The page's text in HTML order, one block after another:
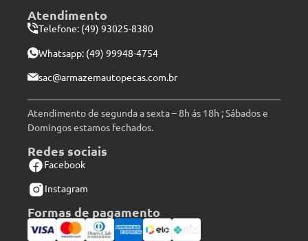
Atendimento
Telefone: (49) 93025-8380
Whatsapp: (49) 99948-4754
sac@armazemautopecas.com.br
Atendimento de segunda a sexta – 8h ás 18h ; Sábados e
Domingos estamos fechados.
Redes sociais
Facebook
Instagram
Formas de pagamento